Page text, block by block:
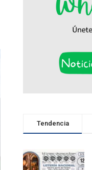
Tendencia